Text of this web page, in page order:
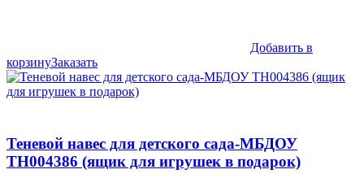
Добавить в
корзинуЗаказать
Теневой навес для детского сада-МБДОУ
ТН004386 (ящик для игрушек в подарок)